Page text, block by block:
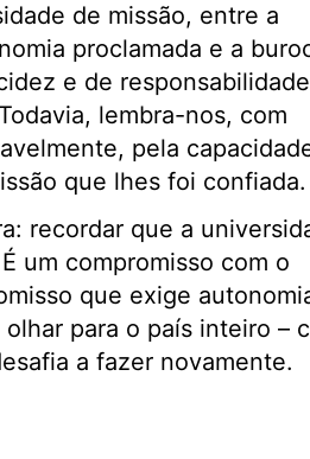
de missão, entre a
proclamada e a
e de
lembra-nos, com
pela
que lhes foi confiada.
recordar que a
um compromisso com o
que exige
para o país inteiro –
a fazer novamente.